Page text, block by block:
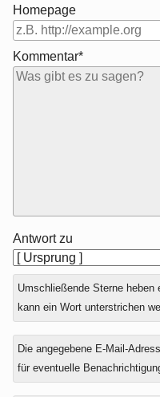
Homepage
Kommentar*
Antwort zu
Umschließende Sterne heben
kann ein Wort unterstrichen
Die angegebene E-Mail-
für eventuelle